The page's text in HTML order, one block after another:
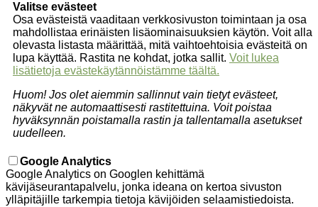
Valitse evästeet
Osa evästeistä vaaditaan verkkosivuston toimintaan ja osa
mahdollistaa erinäisten lisäominaisuuksien käytön. Voit alla
olevasta listasta määrittää, mitä vaihtoehtoisia evästeitä on
lupa käyttää. Rastita ne kohdat, jotka sallit. Voit lukea
lisätietoja evästekäytännöistämme täältä.
Huom! Jos olet aiemmin sallinnut vain tietyt evästeet,
näkyvät ne automaattisesti rastitettuina. Voit poistaa
hyväksynnän poistamalla rastin ja tallentamalla asetukset
uudelleen.
Google Analytics
Google Analytics on Googlen kehittämä
kävijäseurantapalvelu, jonka ideana on kertoa sivuston
ylläpitäjille tarkempia tietoja kävijöiden selaamistiedoista.